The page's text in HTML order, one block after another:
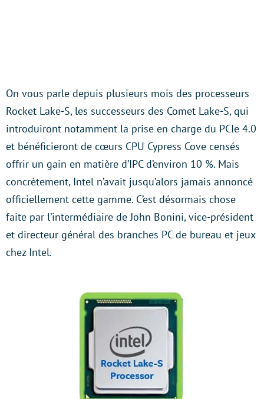
On vous parle depuis plusieurs mois des processeurs
Rocket Lake-S, les successeurs des Comet Lake-S, qui
introduiront notamment la prise en charge du PCIe 4.0
et bénéficieront de cœurs CPU Cypress Cove censés
offrir un gain en matière d’IPC d’environ 10 %. Mais
concrètement, Intel n’avait jusqu’alors jamais annoncé
officiellement cette gamme. C’est désormais chose
faite par l’intermédiaire de John Bonini, vice-président
et directeur général des branches PC de bureau et jeux
chez Intel.